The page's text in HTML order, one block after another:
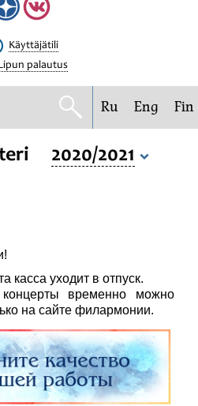
Käyttäjätili
palautus
Ru Eng Fin
2020/2021
касса уходит в отпуск.
временно можно
на сайте филармонии.